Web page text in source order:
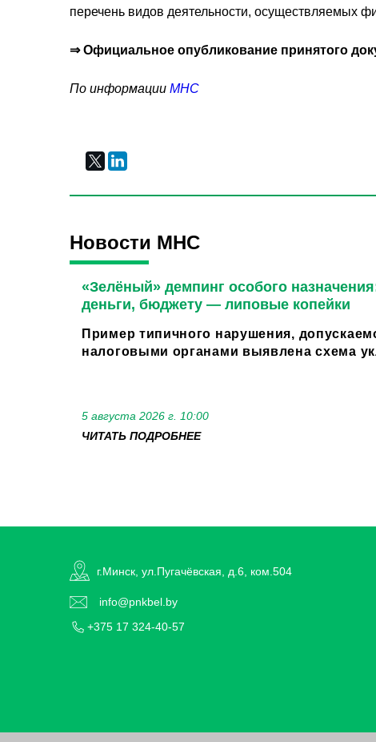
перечень видов деятельности, осуществляемых
⇒ Официальное опубликование принятого
По информации МНС
Новости МНС
«Зелёный» демпинг особого
деньги, бюджету — липовые копейки
Пример типичного нарушения,
налоговыми органами выявлена схема
5 августа 2026 г. 10:00
ЧИТАТЬ ПОДРОБНЕЕ
г.Минск, ул.Пугачёвская, д.6, ком.504
info@pnkbel.by
+375 17 324-40-57